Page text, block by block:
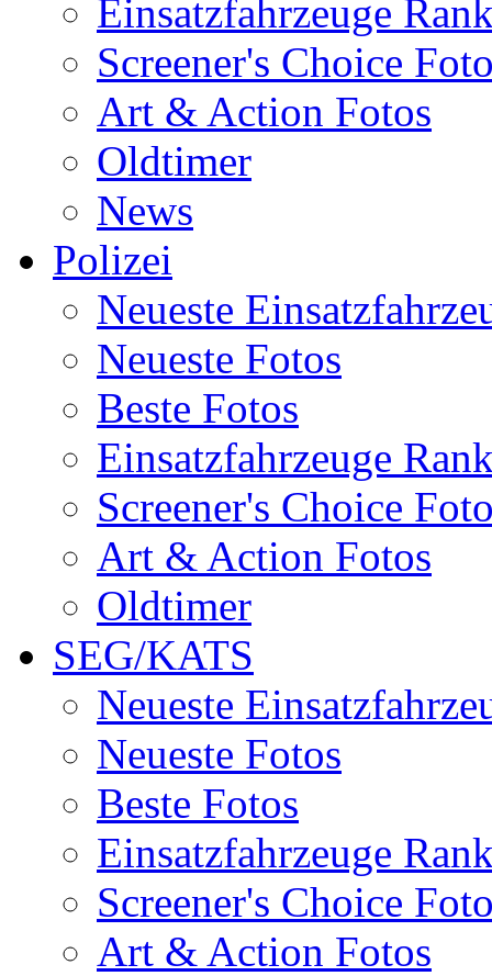
Einsatzfahrzeuge
Screener's Choice
Art & Action Fotos
Oldtimer
News
Polizei
Neueste
Neueste Fotos
Beste Fotos
Einsatzfahrzeuge
Screener's Choice
Art & Action Fotos
Oldtimer
SEG/KATS
Neueste
Neueste Fotos
Beste Fotos
Einsatzfahrzeuge
Screener's Choice
Art & Action Fotos